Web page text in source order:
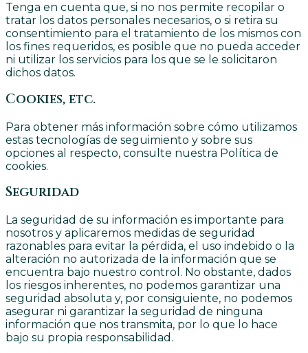
Tenga en cuenta que, si no nos permite recopilar o
tratar los datos personales necesarios, o si retira su
consentimiento para el tratamiento de los mismos con
los fines requeridos, es posible que no pueda acceder
ni utilizar los servicios para los que se le solicitaron
dichos datos.
Cookies, etc.
Para obtener más información sobre cómo utilizamos
estas tecnologías de seguimiento y sobre sus
opciones al respecto, consulte nuestra Política de
cookies.
Seguridad
La seguridad de su información es importante para
nosotros y aplicaremos medidas de seguridad
razonables para evitar la pérdida, el uso indebido o la
alteración no autorizada de la información que se
encuentra bajo nuestro control. No obstante, dados
los riesgos inherentes, no podemos garantizar una
seguridad absoluta y, por consiguiente, no podemos
asegurar ni garantizar la seguridad de ninguna
información que nos transmita, por lo que lo hace
bajo su propia responsabilidad.